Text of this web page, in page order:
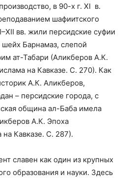
в 90-х г. XI в.
шафиитского
вв. жили персидские суфии
Барнамаз, слепой
ат-Табари (Аликберов А.К.
на Кавказе. С. 270). Как
А.К. Аликберов,
– персидские города, с
община ал-Баба имела
А.К. Эпоха
на Кавказе. С. 287).
славен как один из крупных
образования и науки. Здесь